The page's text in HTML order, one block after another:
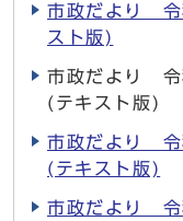
市政だより
スト版)
市政だより
(テキスト版)
市政だより
(テキスト版)
市政だより